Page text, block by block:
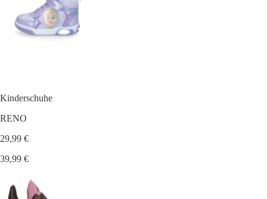
Kinderschuhe
RENO
29,99 €
39,99 €